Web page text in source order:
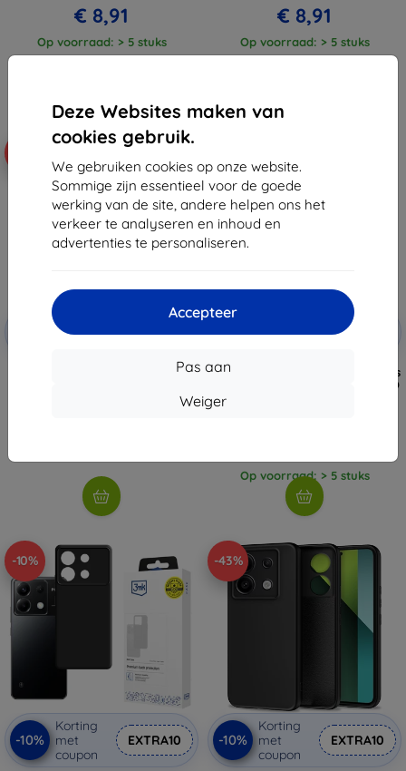
Deze Websites maken van
cookies gebruik.
We gebruiken cookies op onze website.
Sommige zijn essentieel voor de goede
werking van de site, andere helpen ons het
verkeer te analyseren en inhoud en
advertenties te personaliseren.
Accepteer
Pas aan
Weiger
€ 8,91
Op voorraad: > 5 stuks
€ 8,91
Op voorraad: > 5 stuks
met
EXTRA10
Beline Magnetische Boekhoes
-10%
met
EXTRA10
TECH-PROTECT VELAR CAM+ hoes
voor XIAOMI REDMI NOTE 13 PRO
Op voorraad: > 5 stuks
-10%
-10%
Korting
met
coupon
EXTRA10
-43%
-10%
Korting
met
coupon
EXTRA10